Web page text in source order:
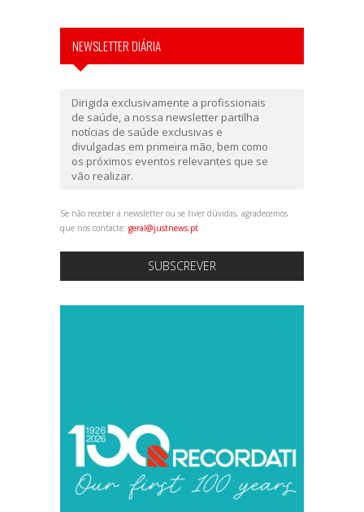
NEWSLETTER DIÁRIA
Dirigida exclusivamente a profissionais
de saúde, a nossa newsletter partilha
notícias de saúde exclusivas e
divulgadas em primeira mão, bem como
os próximos eventos relevantes que se
vão realizar.
Se não receber a newsletter ou se tiver dúvidas, agradecemos
que nos contacte: geral@justnews.pt
SUBSCREVER